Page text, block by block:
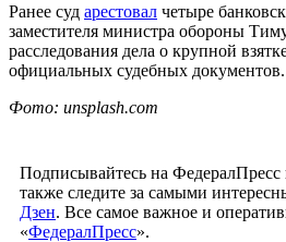
Ранее суд арестовал четыре
заместителя министра обороны
расследования дела о крупной
официальных судебных документов.
Фото: unsplash.com
Подписывайтесь на ФедералПресс
также следите за самыми
Дзен. Все самое важное и
«ФедералПресс».